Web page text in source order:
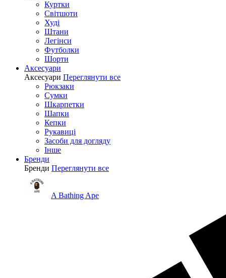
Куртки
Світшоти
Худі
Штани
Легінси
Футболки
Шорти
Аксесуари
Аксесуари Переглянути все
Рюкзаки
Сумки
Шкарпетки
Шапки
Кепки
Рукавиці
Засоби для догляду
Інше
Бренди
Бренди Переглянути все
A Bathing Ape